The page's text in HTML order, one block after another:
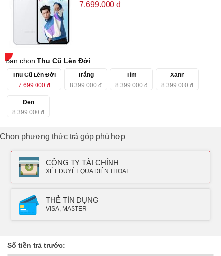
7.699.000 đ
Bạn chọnThu Cũ Lên Đời :
Thu Cũ Lên Đời
7.699.000đ
Trắng
8.399.000 đ
Tím
8.399.000 đ
Xanh
8.399.000 đ
Đen
8.399.000 đ
Chọn phương thức trả góp phù hợp
CÔNG TY TÀI CHÍNH
XÉT DUYỆT QUA ĐIỆN THOẠI
THẺ TÍN DỤNG
VISA, MASTER
Số tiền trả trước: